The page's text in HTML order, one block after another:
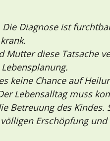
Diagnose ist
diese Tatsache
keine Chance auf
Lebensalltag muss
Betreuung des Kindes.
Erschöpfung